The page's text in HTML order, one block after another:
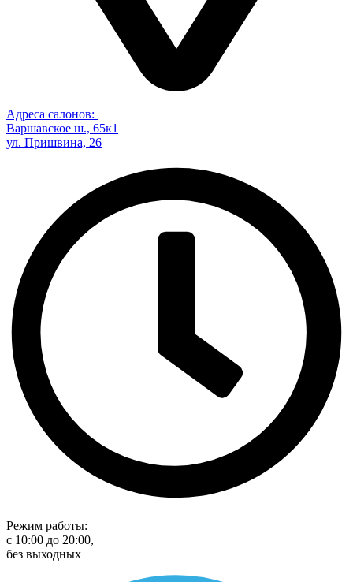
Адреса салонов:
Варшавское ш., 65к1
ул. Пришвина, 26
Режим работы:
с 10:00 до 20:00,
без выходных